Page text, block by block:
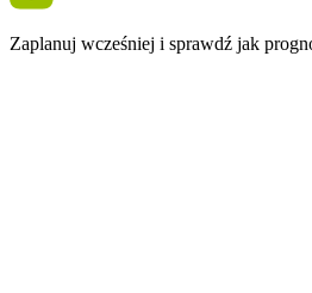
Zaplanuj wcześniej i sprawdź jak